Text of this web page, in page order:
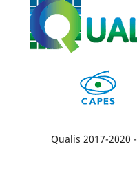
Qualis 2017-2020 -